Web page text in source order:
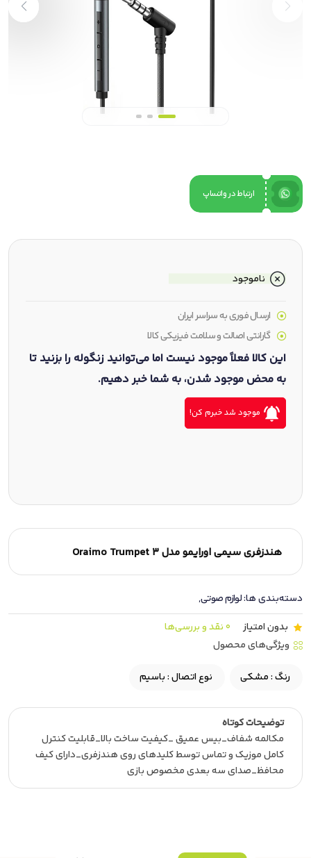
ارتباط در واتساپ
هندزفری سیمی اورایمو مدل Oraimo Trumpet 3
دسته‌بندی ها:لوازم صوتی,
بدون امتیاز
0 نقد و بررسی‌ها
ویژگی‌های محصول
رنگ :مشکی نوع اتصال :باسیم
توضیحات کوتاه
مکالمه شفاف_بیس عمیق _کیفیت ساخت بالا_قابلیت کنترل
کامل موزیک و تماس توسط کلیدهای روی هندزفری_دارای کیف
محافظ_صدای سه بعدی مخصوص بازی
ناموجود
ارسال فوری به سراسر ایران
گارانتی اصالت و سلامت فیزیکی کالا
این کالا فعلاً موجود نیست اما می‌توانید زنگوله را بزنید تا
به محض موجود شدن، به شما خبر دهیم.
موجود شد خبرم کن!